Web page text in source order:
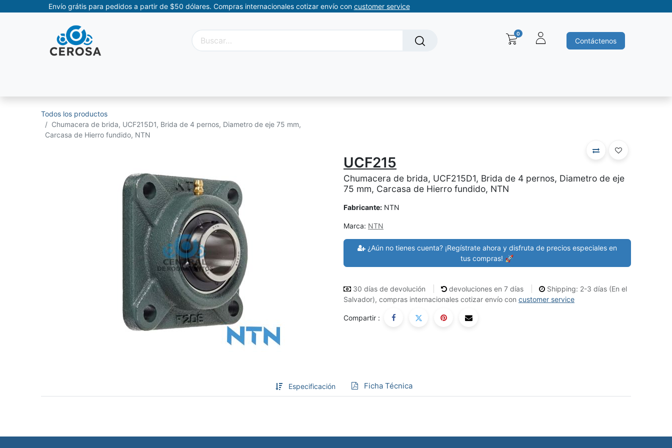
Envío grátis para pedidos a partir de $50 dólares. Compras internacionales cotizar envío con customer service
0
Contáctenos
Todos los productos
Chumacera de brida, UCF215D1, Brida de 4 pernos, Diametro de eje 75 mm,
Carcasa de Hierro fundido, NTN
UCF215
Chumacera de brida, UCF215D1, Brida de 4 pernos, Diametro de eje
75 mm, Carcasa de Hierro fundido, NTN
Fabricante: NTN
Marca: NTN
¿Aún no tienes cuenta? ¡Regístrate ahora y disfruta de precios especiales en
tus compras! 🚀
30 días de devolución devoluciones en 7 días
Shipping: 2-3 días (En el
Salvador), compras internacionales cotizar envío con customer service
Compartir :
Especificación Ficha Técnica